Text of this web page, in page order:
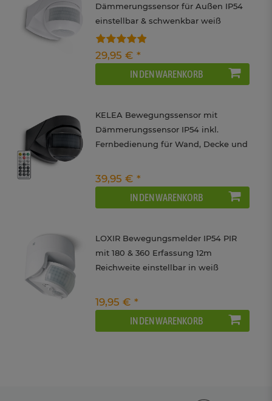
Dämmerungssensor für Außen IP54
einstellbar & schwenkbar weiß
29,95 € *
IN DEN WARENKORB
KELEA Bewegungssensor mit
Dämmerungssensor IP54 inkl.
Fernbedienung für Wand, Decke und
39,95 € *
IN DEN WARENKORB
LOXIR Bewegungsmelder IP54 PIR
mit 180 & 360 Erfassung 12m
Reichweite einstellbar in weiß
19,95 € *
IN DEN WARENKORB